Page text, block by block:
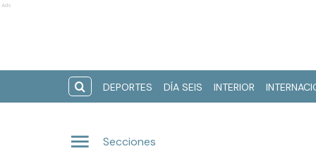
Ads
DEPORTES DÍA SEIS INTERIOR
Secciones